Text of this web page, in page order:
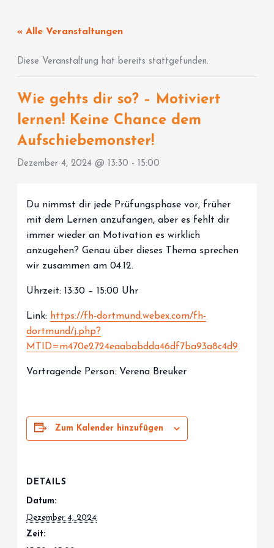
springen« Alle Veranstaltungen
Diese Veranstaltung hat bereits stattgefunden.
Wie gehts dir so? – Motiviert
lernen! Keine Chance dem
Aufschiebemonster!
Dezember 4, 2024 @ 13:30 - 15:00
Du nimmst dir jede Prüfungsphase vor, früher
mit dem Lernen anzufangen, aber es fehlt dir
immer wieder an Motivation es wirklich
anzugehen? Genau über dieses Thema sprechen
wir zusammen am 04.12.
Uhrzeit: 13:30 – 15:00 Uhr
Link: https://fh-dortmund.webex.com/fh-
dortmund/j.php?
MTID=m470e2724eaababdda46df7ba93a8c4d9
Vortragende Person: Verena Breuker
Zum Kalender hinzufügen
DETAILS
Datum:
Dezember 4, 2024
Zeit: